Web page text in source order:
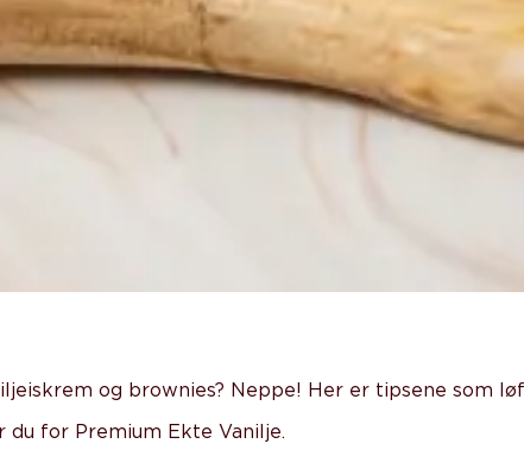
og brownies? Neppe! Her er tipsene som
du for Premium Ekte Vanilje.